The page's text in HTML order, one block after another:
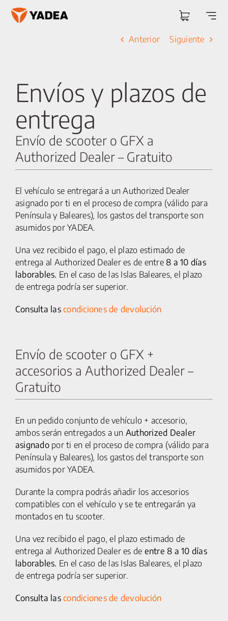
Saltar
Anterior Siguiente
Envíos y plazos de
entrega
Envío de scooter o GFX a
Authorized Dealer – Gratuito
El vehículo se entregará a un Authorized Dealer
asignado por ti en el proceso de compra (válido para
Península y Baleares), los gastos del transporte son
asumidos por YADEA.
Una vez recibido el pago, el plazo estimado de
entrega al Authorized Dealer es de entre8 a 10 días
laborables. En el caso de las Islas Baleares, el plazo
de entrega podría ser superior.
Consulta las condiciones de devolución
Envío de scooter o GFX +
accesorios a Authorized Dealer –
Gratuito
En un pedido conjunto de vehículo + accesorio,
ambos serán entregados a un Authorized Dealer
asignadopor ti en el proceso de compra (válido para
Península y Baleares), los gastos del transporte son
asumidos por YADEA.
Durante la compra podrás añadir los accesorios
compatibles con el vehículo y se te entregarán ya
montados en tu scooter.
Una vez recibido el pago, el plazo estimado de
entrega al Authorized Dealer es de entre 8 a 10 días
laborables. En el caso de las Islas Baleares, el plazo
de entrega podría ser superior.
Consulta las condiciones de devolución